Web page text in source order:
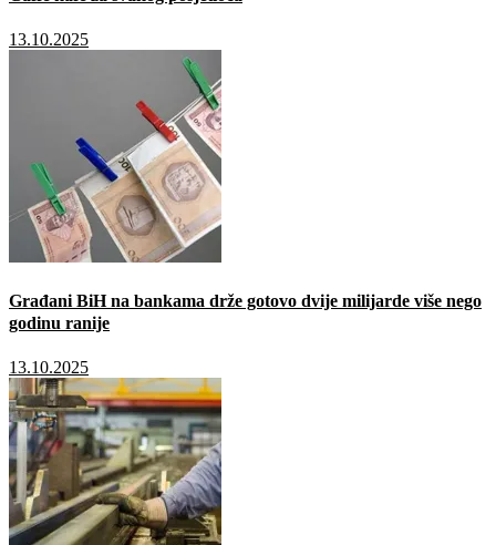
13.10.2025
Građani BiH na bankama drže gotovo dvije milijarde više nego
godinu ranije
13.10.2025